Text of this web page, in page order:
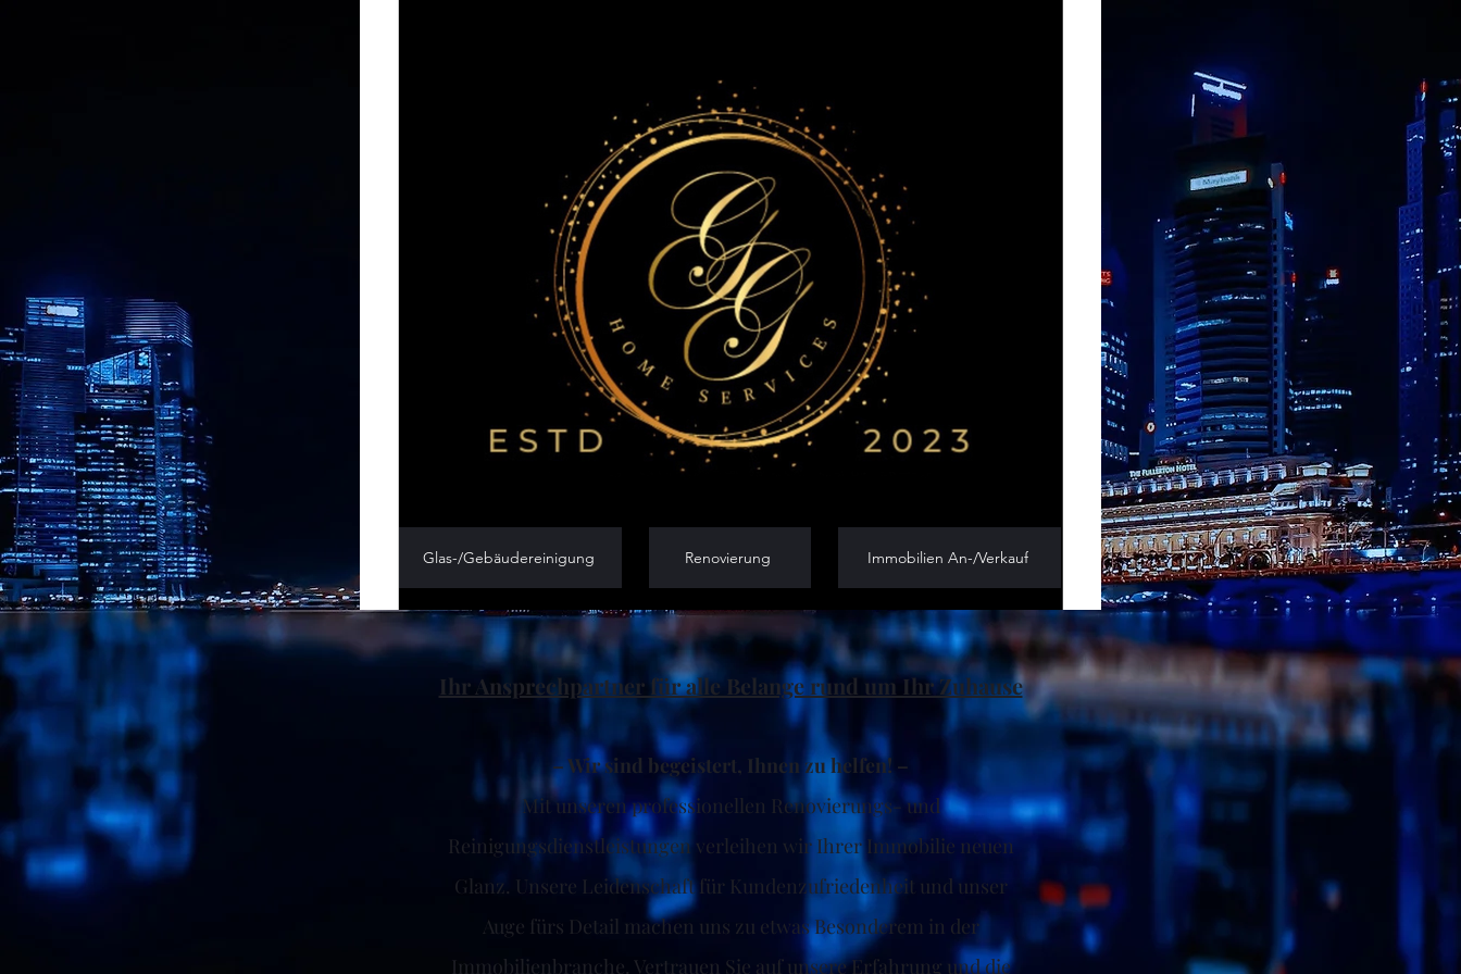
Immobilien An-/Verkauf
Renovierung
Glas-/Gebäudereinigung
Ihr Ansprechpartner für alle Belange rund um Ihr Zuhause
– Wir sind begeistert, Ihnen zu helfen! –
Mit unseren professionellen Renovierungs- und
Reinigungsdienstleistungen verleihen wir Ihrer Immobilie neuen
Glanz. Unsere Leidenschaft für Kundenzufriedenheit und unser
Auge fürs Detail machen uns zu etwas Besonderem in der
Immobilienbranche. Vertrauen Sie auf unsere Erfahrung und die